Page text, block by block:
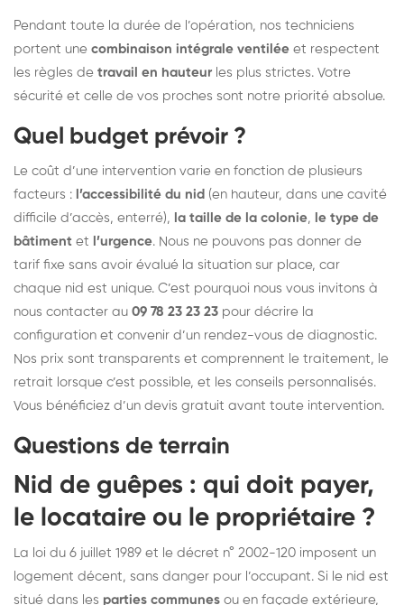
Pendant toute la durée de l’opération, nos techniciens
portent une combinaison intégrale ventilée et respectent
les règles de travail en hauteur les plus strictes. Votre
sécurité et celle de vos proches sont notre priorité absolue.
Quel budget prévoir ?
Le coût d’une intervention varie en fonction de plusieurs
facteurs : l’accessibilité du nid (en hauteur, dans une cavité
difficile d’accès, enterré), la taille de la colonie, le type de
bâtiment et l’urgence. Nous ne pouvons pas donner de
tarif fixe sans avoir évalué la situation sur place, car
chaque nid est unique. C’est pourquoi nous vous invitons à
nous contacter au 09 78 23 23 23 pour décrire la
configuration et convenir d’un rendez-vous de diagnostic.
Nos prix sont transparents et comprennent le traitement, le
retrait lorsque c’est possible, et les conseils personnalisés.
Vous bénéficiez d’un devis gratuit avant toute intervention.
Questions de terrain
Nid de guêpes : qui doit payer,
le locataire ou le propriétaire ?
La loi du 6 juillet 1989 et le décret n° 2002-120 imposent un
logement décent, sans danger pour l’occupant. Si le nid est
situé dans les parties communes ou en façade extérieure,